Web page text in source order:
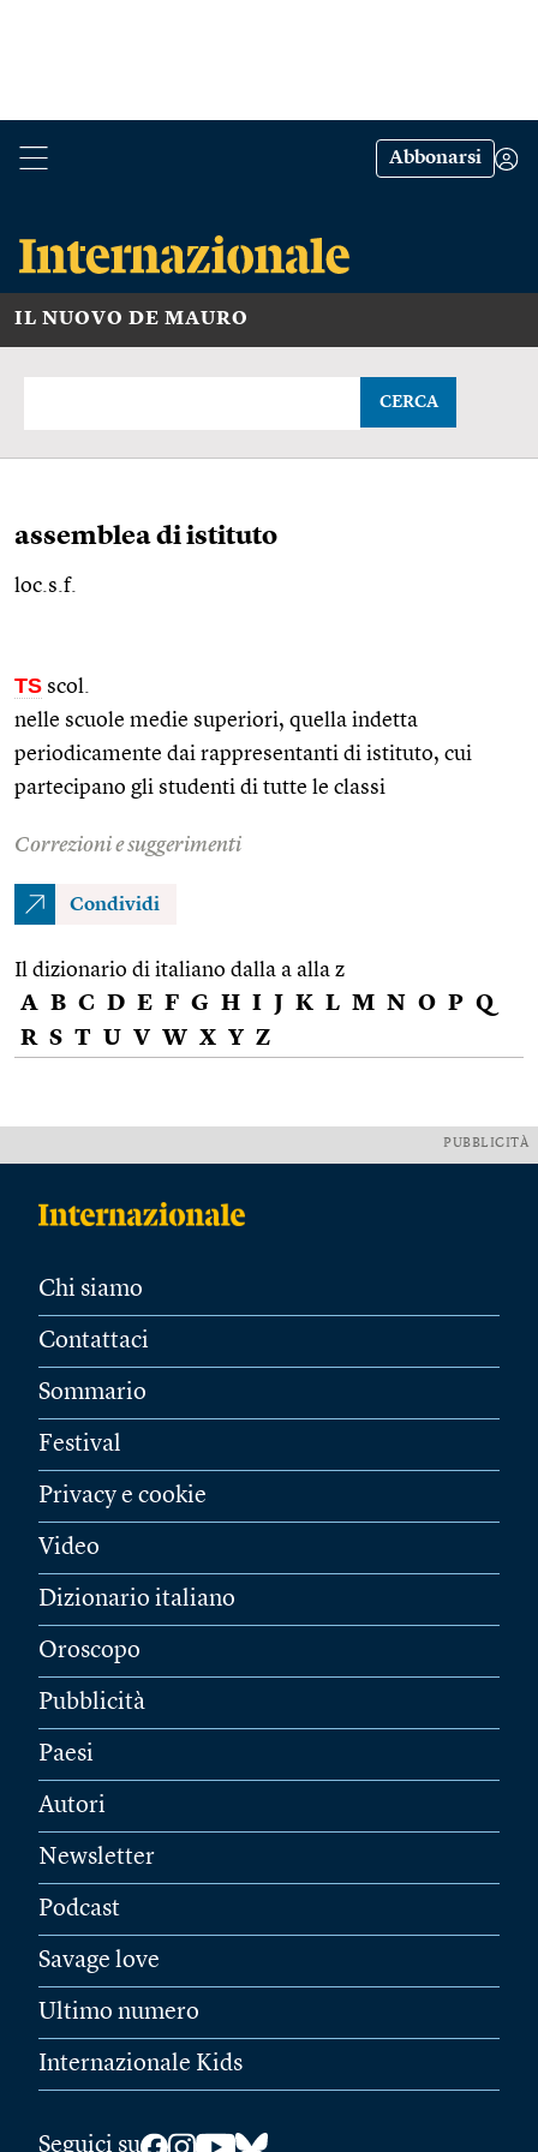
Abbonarsi
IL NUOVO DE MAURO
CERCA
assemblea di istituto
loc.s.f.
TS scol.
nelle scuole medie superiori, quella indetta
periodicamente dai rappresentanti di istituto, cui
partecipano gli studenti di tutte le classi
Correzioni e suggerimenti
Condividi
Il dizionario di italiano dalla a alla z
A B C D E F G H I J K L M N O P Q
R S T U V W X Y Z
PUBBLICITÀ
Chi siamo
Contattaci
Sommario
Festival
Privacy e cookie
Video
Dizionario italiano
Oroscopo
Pubblicità
Paesi
Autori
Newsletter
Podcast
Savage love
Ultimo numero
Internazionale Kids
Seguici su